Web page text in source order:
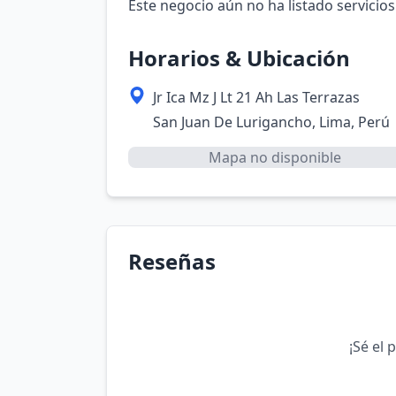
Este negocio aún no ha listado
Horarios & Ubicación
Jr Ica Mz J Lt 21 Ah Las Terrazas
San Juan De Lurigancho, Lima, Perú
Mapa no disponible
Reseñas
¡Sé el